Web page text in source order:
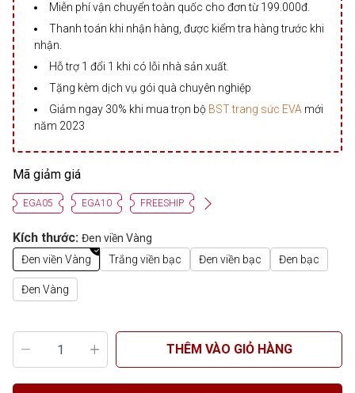
Miễn phí vận chuyển toàn quốc cho đơn từ 199.000đ.
Thanh toán khi nhận hàng, được kiểm tra hàng trước khi
nhận.
Hỗ trợ 1 đổi 1 khi có lỗi nhà sản xuất.
Tặng kèm dịch vụ gói quà chuyên nghiệp
Giảm ngay 30% khi mua trọn bộ BST trang sức EVA mới
năm 2023
Mã giảm giá
EGA05 EGA10 FREESHIP
Kích thước: Đen viền Vàng
Đen viền Vàng
Trắng viền bạc Đen viền bạc Đen bạc
Đen Vàng
THÊM VÀO GIỎ HÀNG